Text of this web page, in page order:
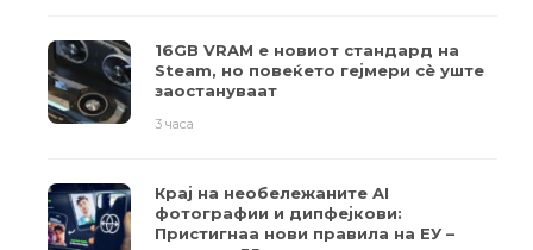
16GB VRAM е новиот стандард на
Steam, но повеќето гејмери ​​сè уште
заостануваат
3 часа
Крај на необележаните AI
фотографии и дипфејкови:
Пристигнаа нови правила на ЕУ –